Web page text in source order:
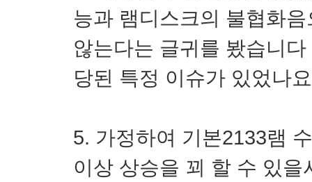
능과 램디스크의 불협화
않는다는 글귀를 봤습니다
당된 특정 이슈가 있었나요
5. 가정하여 기본2133램
이상 상승을 꾀 할 수 있